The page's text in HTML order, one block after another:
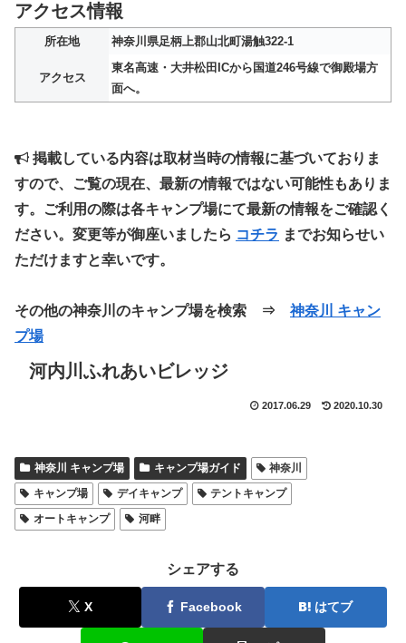
アクセス情報
所在地 神奈川県足柄上郡山北町湯触322-1
アクセス
東名高速・大井松田ICから国道246号線で御殿場方
面へ。
掲載している内容は取材当時の情報に基づいておりま
すので、ご覧の現在、最新の情報ではない可能性もありま
す。ご利用の際は各キャンプ場にて最新の情報をご確認く
ださい。変更等が御座いましたら コチラ までお知らせい
ただけますと幸いです。
その他の神奈川のキャンプ場を検索 ⇒ 神奈川 キャン
プ場
河内川ふれあいビレッジ
2017.06.29 2020.10.30
神奈川 キャンプ場 キャンプ場ガイド
神奈川
キャンプ場
デイキャンプ
テントキャンプ
オートキャンプ
河畔
シェアする
X Facebook はてブ